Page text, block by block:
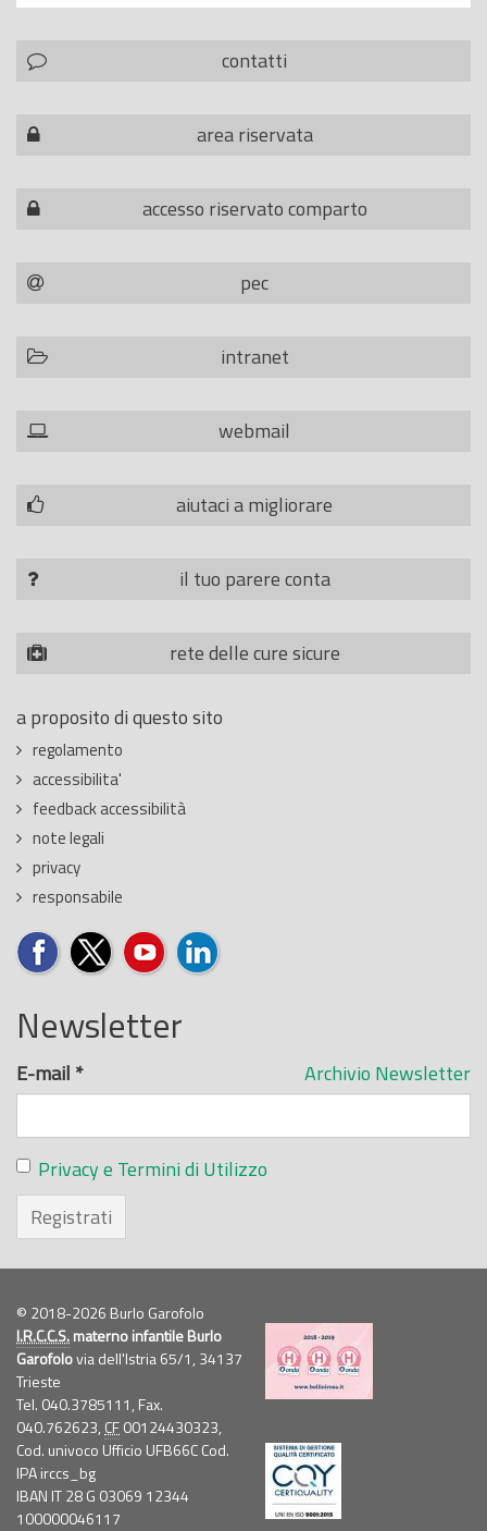
contatti
area riservata
accesso riservato comparto
pec
intranet
webmail
aiutaci a migliorare
il tuo parere conta
rete delle cure sicure
a proposito di questo sito
regolamento
accessibilita'
feedback accessibilità
note legali
privacy
responsabile
Newsletter
Archivio Newsletter
E-mail *
Privacy e Termini di Utilizzo
Registrati
© 2018-2026 Burlo Garofolo
I.R.C.C.S.materno infantile Burlo
Garofolovia dell'Istria 65/1, 34137
Trieste
Tel. 040.3785111, Fax.
040.762623, CF00124430323,
Cod. univoco Ufficio UFB66C Cod.
IPA irccs_bg
IBAN IT 28 G 03069 12344
100000046117